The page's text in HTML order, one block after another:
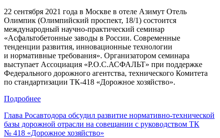
22 сентября 2021 года в Москве в отеле Азимут Отель
Олимпик (Олимпийский проспект, 18/1) состоится
международный научно-практический семинар
«Асфальтобетонные заводы в России. Современные
тенденции развития, инновационные технологии
и нормативные требования». Организатором семинара
выступает Ассоциация «Р.О.С.АСФАЛЬТ» при поддержке
Федерального дорожного агентства, технического Комитета
по стандартизации ТК-418 «Дорожное хозяйство».
Подробнее
Глава Росавтодора обсудил развитие нормативно-технической
базы дорожной отрасли на совещании с руководством ТК
№ 418 «Дорожное хозяйство»